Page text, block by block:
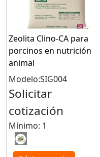
Zeolita Clino-CA para
porcinos en nutrición
animal
Modelo:SIG004
Solicitar
cotización
Mínimo: 1